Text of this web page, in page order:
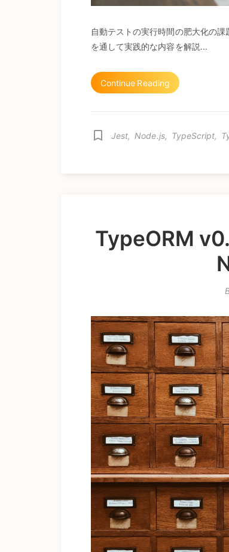
自動テストの実行時間の肥大化の
を通して実践的な内容を解説...
Continue Reading
bookmark_border Jest, Node.js, TypeScript,
TypeORM